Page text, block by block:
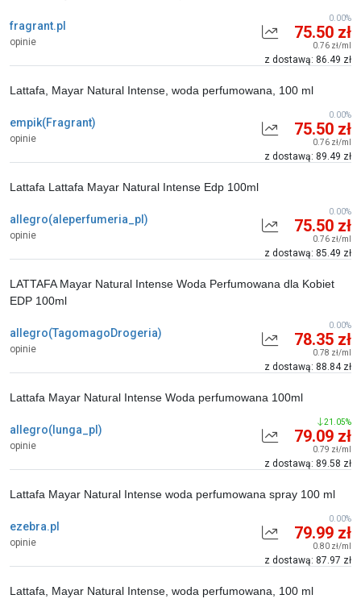
fragrant.pl
opinie 75.50 zł
0.76 zł/ml
z dostawą: 86.49 zł
0.00%
empik(Fragrant)
opinie
Lattafa, Mayar Natural Intense, woda perfumowana, 100 ml
75.50 zł
0.76 zł/ml
z dostawą: 89.49 zł
0.00%
allegro(aleperfumeria_pl)
opinie
Lattafa Lattafa Mayar Natural Intense Edp 100ml
75.50 zł
0.76 zł/ml
z dostawą: 85.49 zł
0.00%
allegro(TagomagoDrogeria)
opinie
LATTAFA Mayar Natural Intense Woda Perfumowana dla Kobiet
EDP 100ml
78.35 zł
0.78 zł/ml
z dostawą: 88.84 zł
0.00%
allegro(lunga_pl)
opinie
Lattafa Mayar Natural Intense Woda perfumowana 100ml
79.09 zł
0.79 zł/ml
z dostawą: 89.58 zł
21.05%
ezebra.pl
opinie
Lattafa Mayar Natural Intense woda perfumowana spray 100 ml
79.99 zł
0.80 zł/ml
z dostawą: 87.97 zł
0.00%
Lattafa, Mayar Natural Intense, woda perfumowana, 100 ml